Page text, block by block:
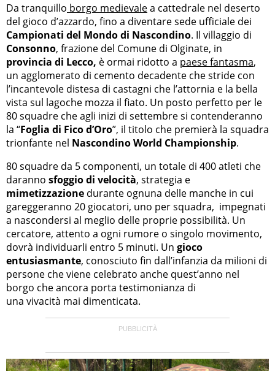
Da tranquillo borgo medievalea cattedrale nel deserto
del gioco d’azzardo, fino a diventare sede ufficiale dei
Campionati del Mondo di Nascondino. Il villaggio di
Consonno, frazione del Comune di Olginate, in
provincia di Lecco, è ormai ridotto a paesefantasma,
un agglomerato di cemento decadente che stride con
l’incantevole distesa di castagni che l’attornia e la bella
vista sul lagoche mozza il fiato. Un posto perfetto per le
80 squadre che agli inizi di settembre si contenderanno
la “Foglia di Fico d’Oro”, il titolo che premierà la squadra
trionfante nel Nascondino World Championship.
80 squadre da 5 componenti, un totale di 400 atleti che
daranno sfoggio di velocità, strategia e
mimetizzazione durante ognuna delle manche in cui
gareggeranno 20 giocatori, uno per squadra, impegnati
a nascondersi al meglio delle proprie possibilità. Un
cercatore, attento a ogni rumore o singolo movimento,
dovrà individuarli entro 5 minuti. Un gioco
entusiasmante, conosciuto fin dall’infanzia da milioni di
persone che viene celebrato anche quest’anno nel
borgo che ancora porta testimonianza di
una vivacità mai dimenticata.